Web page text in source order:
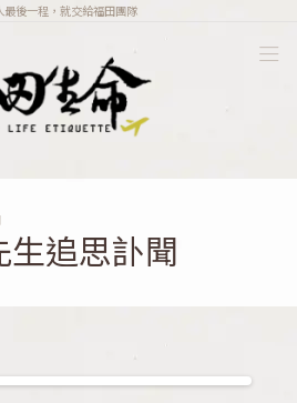
最後一程，就交給福田團隊
追思訃聞